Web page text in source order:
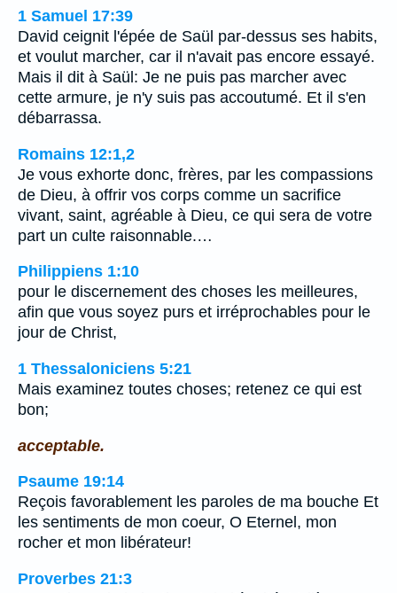
1 Samuel 17:39
David ceignit l'épée de Saül par-dessus ses habits,
et voulut marcher, car il n'avait pas encore essayé.
Mais il dit à Saül: Je ne puis pas marcher avec
cette armure, je n'y suis pas accoutumé. Et il s'en
débarrassa.
Romains 12:1,2
Je vous exhorte donc, frères, par les compassions
de Dieu, à offrir vos corps comme un sacrifice
vivant, saint, agréable à Dieu, ce qui sera de votre
part un culte raisonnable.…
Philippiens 1:10
pour le discernement des choses les meilleures,
afin que vous soyez purs et irréprochables pour le
jour de Christ,
1 Thessaloniciens 5:21
Mais examinez toutes choses; retenez ce qui est
bon;
acceptable.
Psaume 19:14
Reçois favorablement les paroles de ma bouche Et
les sentiments de mon coeur, O Eternel, mon
rocher et mon libérateur!
Proverbes 21:3